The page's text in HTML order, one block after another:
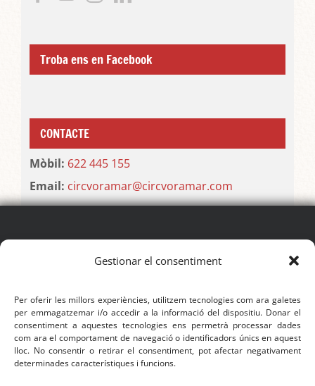
Gestionar el consentiment
Per oferir les millors experiències, utilitzem tecnologies com ara galetes
per emmagatzemar i/o accedir a la informació del dispositiu. Donar el
consentiment a aquestes tecnologies ens permetrà processar dades
com ara el comportament de navegació o identificadors únics en aquest
lloc. No consentir o retirar el consentiment, pot afectar negativament
determinades característiques i funcions.
Troba ens en Facebook
CONTACTE
Mòbil: 622 445 155
Email: circvoramar@circvoramar.com
CONTACTE